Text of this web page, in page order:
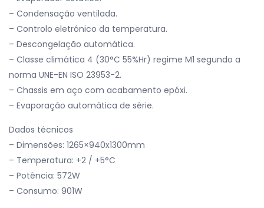
– Condensação ventilada.
– Controlo eletrónico da temperatura.
– Descongelação automática.
– Classe climática 4 (30°C 55%Hr) regime M1 segundo a
norma UNE-EN ISO 23953-2.
– Chassis em aço com acabamento epóxi.
– Evaporação automática de série.
Dados técnicos
– Dimensões: 1265×940x1300mm
– Temperatura: +2 / +5°C
– Potência: 572W
– Consumo: 901W